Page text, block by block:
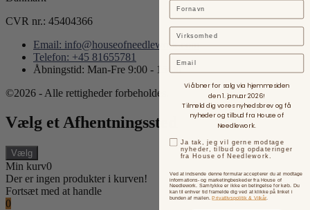
CVR nr.: 45404366
Email: info@houseofneedlework.com
Telefon: +45 81655781
Åbningstid: Man-Fre 9:00 - 15:00
©2026 - Alle rettigheder forbeholdes.
Vælg et Afhentningssted
Vælg
Min kurv0
Der er ingen produkter i kurven!
Fortsæt med at handle
0
Email
Vi åbner for salg via hjemmesiden
den 1. januar 2026!
Tilmeld dig vores nyhedsbrev og få
nyheder og tilbud fra House of
Needlework.
Ja tak, jeg vil gerne modtage
nyheder, tilbud og opdateringer
fra House of Needlework.
Ved at indsende denne formular accepterer du at modtage
informations- og marketingbeskeder fra House of
Needlework. Samtykke er ikke en betingelse for køb. Du
kan til enhver tid framelde dig ved at klikke på linket i
bunden af mailen.Privatlivspolitik & Vilkår.